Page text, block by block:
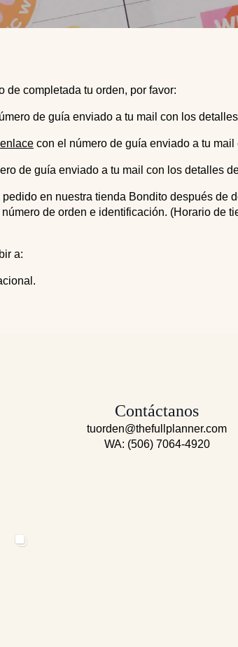
de completada tu orden, por favor:
de guía enviado a tu mail con los
con el número de guía enviado a tu
de guía enviado a tu mail con los detalles
en nuestra tienda Bondito después de
de orden e identificación. (Horario de
a:
Contáctanos
tuorden@thefullplanner.com
WA: (506) 7064-4920